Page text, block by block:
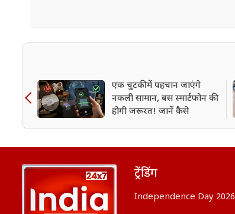
एक चुटकी में पहचान जाएंगे
नकली सामान, बस स्मार्टफोन की
होगी जरूरत! जानें कैसे
ट्रेंडिंग
Independence Day 2026